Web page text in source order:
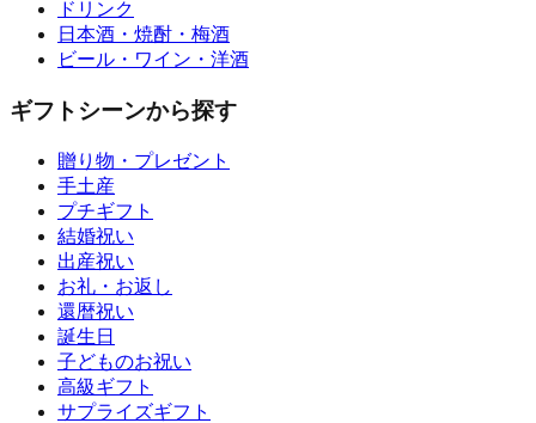
ドリンク
日本酒・焼酎・梅酒
ビール・ワイン・洋酒
ギフトシーンから探す
贈り物・プレゼント
手土産
プチギフト
結婚祝い
出産祝い
お礼・お返し
還暦祝い
誕生日
子どものお祝い
高級ギフト
サプライズギフト